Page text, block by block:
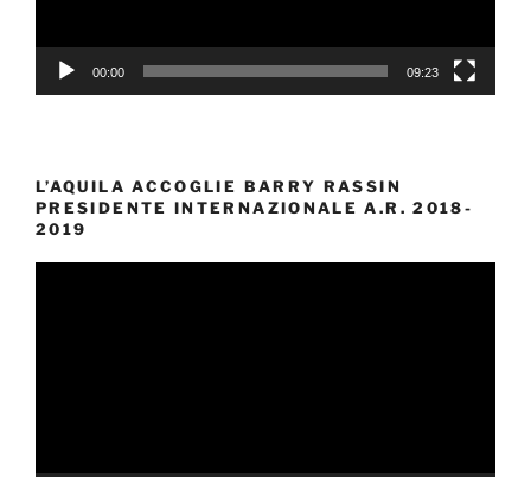
00:00 09:23
L’AQUILA ACCOGLIE BARRY RASSIN
PRESIDENTE INTERNAZIONALE A.R. 2018-
2019